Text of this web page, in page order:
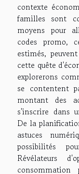
contexte
familles sont
moyens pour
codes promo,
estimés,
cette quête
explorerons
se contentent
montant des
s'inscrire dans
De la
astuces
possibilités
Révélateurs